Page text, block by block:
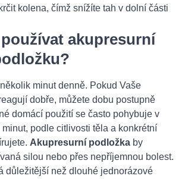
kolena, čímž snížíte tah v dolní části
akupresurní
minut denně. Pokud Vaše
dobře, můžete dobu postupně
domácí použití se často pohybuje v
podle citlivosti těla a konkrétní
Akupresurní podložka by
silou nebo přes nepříjemnou bolest.
důležitější než dlouhé jednorázové